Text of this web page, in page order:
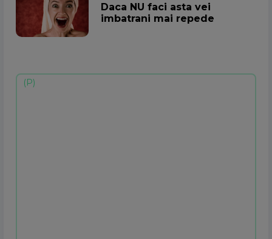
Daca NU faci asta vei
imbatrani mai repede